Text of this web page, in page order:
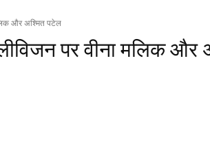
और अश्मित पटेल
पर वीना मलिक और